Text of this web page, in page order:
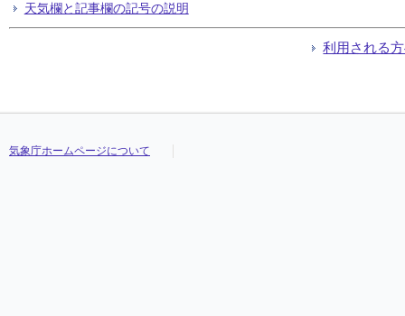
天気欄と記事欄の記号の説明
利用される
気象庁ホームページについて